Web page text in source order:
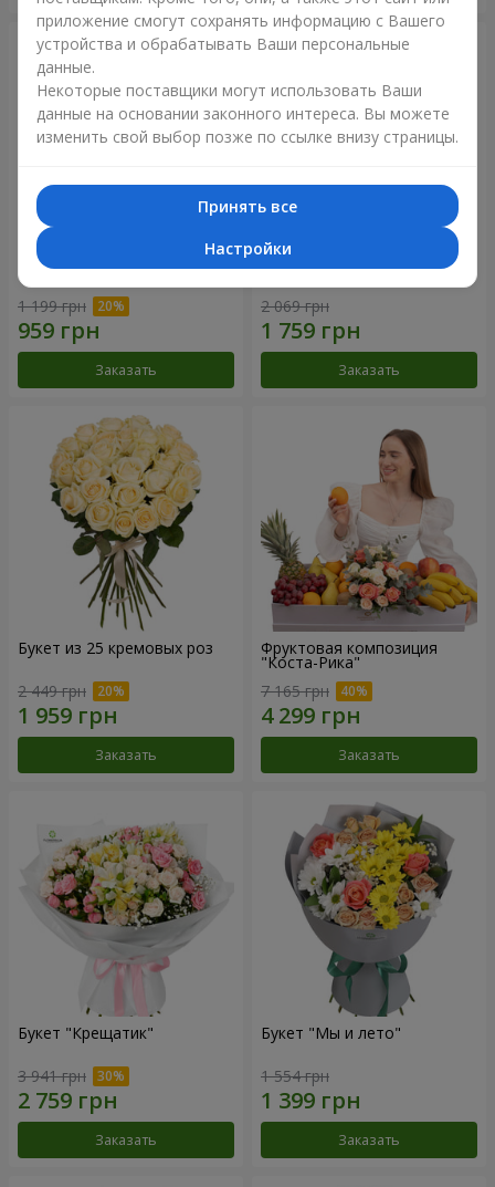
Букет "Времена года"
1 199 грн
Заказать
Букет из 21 кремовой розы
2 069 грн
Заказать
Букет из 25 кремовых роз
2 449 грн
Заказать
Фруктовая композиция
"Коста-Рика"
7 165 грн
Заказать
Букет "Крещатик"
3 941 грн
Заказать
Букет "Мы и лето"
1 554 грн
Заказать
приложение смогут сохранять информацию с Вашего
устройства и обрабатывать Ваши персональные
данные.
Некоторые поставщики могут использовать Ваши
данные на основании законного интереса. Вы можете
изменить свой выбор позже по ссылке внизу страницы.
Принять все
Настройки